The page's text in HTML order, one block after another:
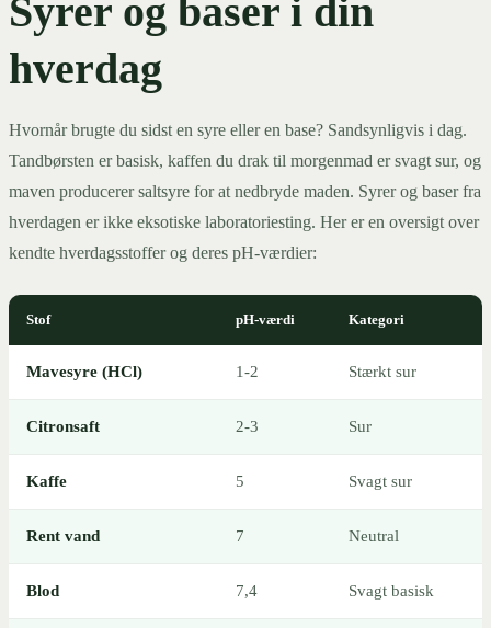
Syrer og baser i din
hverdag
Hvornår brugte du sidst en syre eller en base? Sandsynligvis i dag.
Tandbørsten er basisk, kaffen du drak til morgenmad er svagt sur, og
maven producerer saltsyre for at nedbryde maden. Syrer og baser fra
hverdagen er ikke eksotiske laboratoriesting. Her er en oversigt over
kendte hverdagsstoffer og deres pH-værdier:
Stof pH-værdi Kategori
Mavesyre (HCl) 1-2 Stærkt sur
Citronsaft 2-3 Sur
Kaffe 5 Svagt sur
Rent vand 7 Neutral
Blod 7,4 Svagt basisk